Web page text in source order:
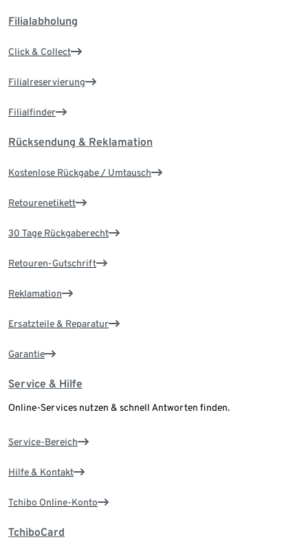
Filialabholung
Click & Collect
Filialreservierung
Filialfinder
Rücksendung & Reklamation
Kostenlose Rückgabe / Umtausch
Retourenetikett
30 Tage Rückgaberecht
Retouren-Gutschrift
Reklamation
Ersatzteile & Reparatur
Garantie
Service & Hilfe
Online-Services nutzen & schnell Antworten finden.
Service-Bereich
Hilfe & Kontakt
Tchibo Online-Konto
TchiboCard